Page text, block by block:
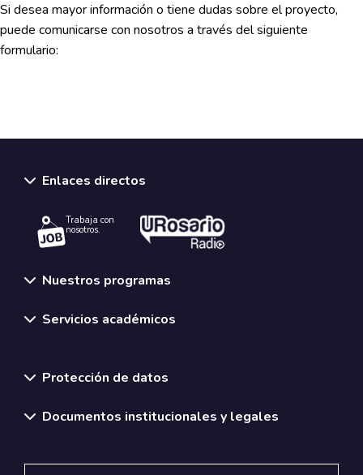
Si desea mayor información o tiene dudas sobre el proyecto,
puede comunicarse con nosotros a través del siguiente
formulario:
Enlaces directos
Trabaja con
nosotros.
Nuestros programas
Servicios académicos
Protección de datos
Documentos institucionales y legales